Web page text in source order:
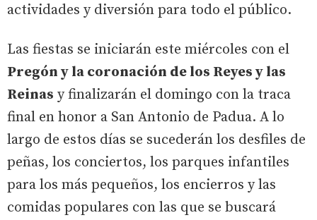
actividades y diversión para todo el público.
Las fiestas se iniciarán este miércoles con el
Pregón y la coronación de los Reyes y las
Reinas y finalizarán el domingo con la traca
final en honor a San Antonio de Padua. A lo
largo de estos días se sucederán los desfiles de
peñas, los conciertos, los parques infantiles
para los más pequeños, los encierros y las
comidas populares con las que se buscará